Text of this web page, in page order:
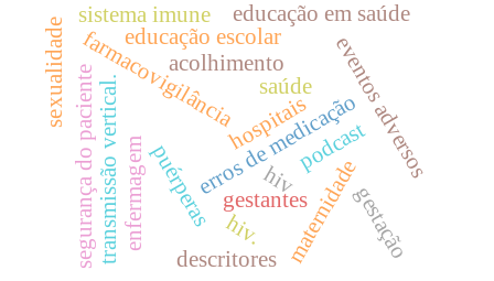
gestantes
puérperas maternidade
erros de medicação
hospitais
farmacovigilância eventos adversos
segurança do paciente
educação em saúde
enfermagem hiv
gestação
transmissão vertical.
acolhimento
hiv.
educação escolar
saúde
podcast
sexualidade
descritores
sistema imune